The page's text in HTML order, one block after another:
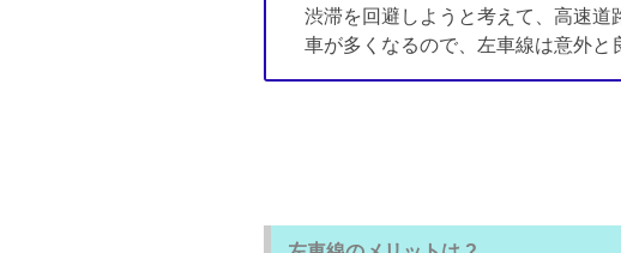
渋滞を回避しようと考えて、高速道
車が多くなるので、左車線は意外と